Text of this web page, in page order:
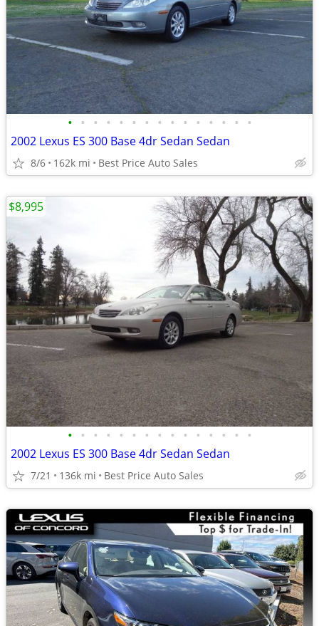
• • • • • • • • • • • • • • •
2002 Lexus ES 300 Base 4dr Sedan Sedan
8/6 162k mi Best Price Auto Sales
• • • • • • • • • • • • • • •
2002 Lexus ES 300 Base 4dr Sedan Sedan
7/21 136k mi Best Price Auto Sales
$8,995